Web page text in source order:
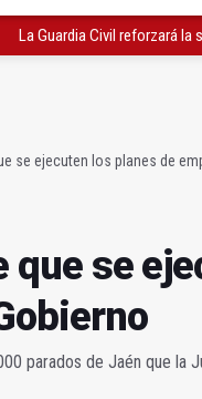
La Guardia Civil reforzará la
se ejecuten los planes de
que se
parados de Jaén que la